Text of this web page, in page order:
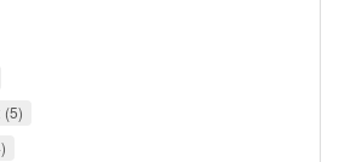
5